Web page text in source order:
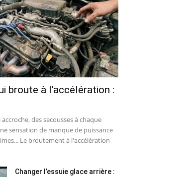
broute à l’accélération :
des secousses à chaque
sensation de manque de puissance
Le broutement à l'accélération
Changer l’essuie glace arrière :